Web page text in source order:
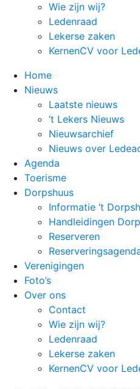
Wie zijn wij?
Ledenraad
Lekerse zaken
KernenCV voor
Home
Nieuws
Laatste nieuws
’t Lekers Nieuws
Nieuwsarchief
Nieuws over
Agenda
Toerisme
Dorpshuus
Informatie ‘t
Handleidingen
Reserveren
Verenigingen
Foto’s
Over ons
Contact
Wie zijn wij?
Ledenraad
Lekerse zaken
KernenCV voor